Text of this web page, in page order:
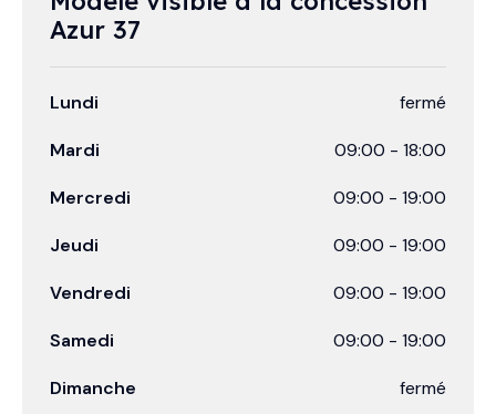
Azur 37
Lundi fermé
Mardi 09:00 - 18:00
Mercredi 09:00 - 19:00
Jeudi 09:00 - 19:00
Vendredi 09:00 - 19:00
Samedi 09:00 - 19:00
Dimanche fermé